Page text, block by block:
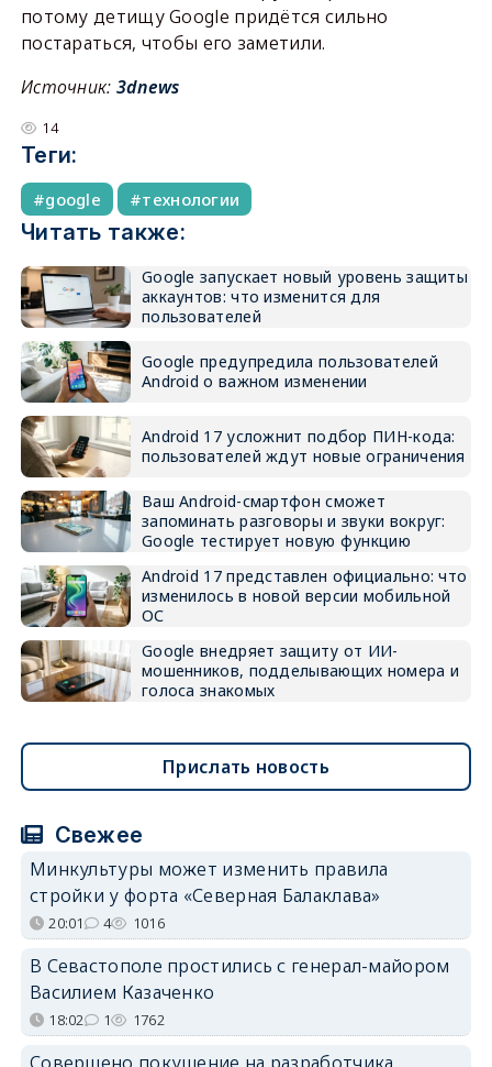
потому детищу Google придётся сильно
постараться, чтобы его заметили.
Источник: 3dnews
14
Теги:
google технологии
Читать также:
Google запускает новый уровень защиты
аккаунтов: что изменится для
пользователей
Google предупредила пользователей
Android о важном изменении
Android 17 усложнит подбор ПИН-кода:
пользователей ждут новые ограничения
Ваш Android-смартфон сможет
запоминать разговоры и звуки вокруг:
Google тестирует новую функцию
Android 17 представлен официально: что
изменилось в новой версии мобильной
ОС
Google внедряет защиту от ИИ-
мошенников, подделывающих номера и
голоса знакомых
Прислать новость
Свежее
Минкультуры может изменить правила
стройки у форта «Северная Балаклава»
20:01 4 1016
В Севастополе простились с генерал-майором
Василием Казаченко
18:02 1 1762